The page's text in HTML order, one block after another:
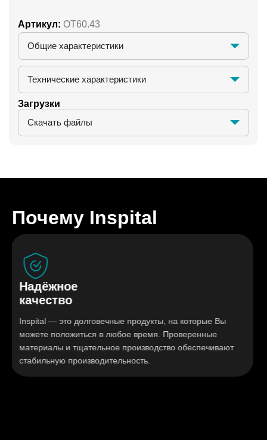
Артикул: OT60.43
Общие характеристики
Технические характеристики
Загрузки
Скачать файлы
Почему Inspital
Надёжное
качество
Inspital — это долговечные продукты, на которые Вы
можете положиться в любое время. Проверенные
материалы и тщательное производство обеспечивают
стабильную производительность.